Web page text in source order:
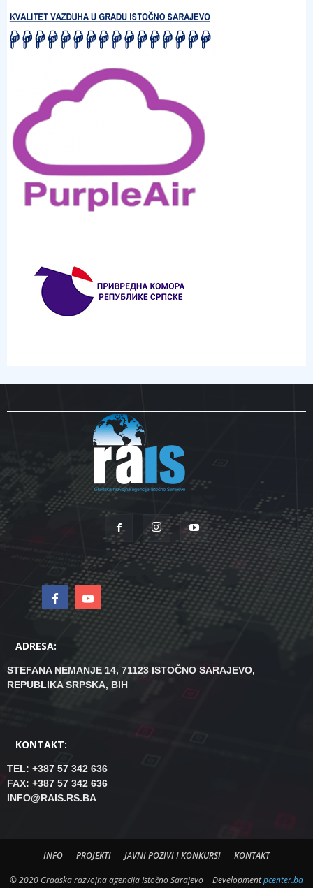
ADRESA:
STEFANA NEMANJE 14, 71123 ISTOČNO SARAJEVO,
REPUBLIKA SRPSKA, BIH
KONTAKT:
TEL: +387 57 342 636
FAX: +387 57 342 636
INFO@RAIS.RS.BA
INFO PROJEKTI JAVNI POZIVI I KONKURSI KONTAKT
© 2020 Gradska razvojna agencija Istočno Sarajevo | Developmentpcenter.ba